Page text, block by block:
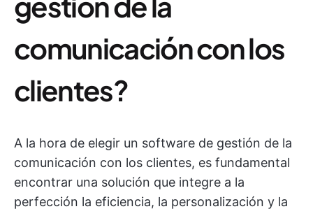
comunicación con los
clientes?
A la hora de elegir un software de gestión de la
comunicación con los clientes, es fundamental
encontrar una solución que integre a la
perfección la eficiencia, la personalización y la